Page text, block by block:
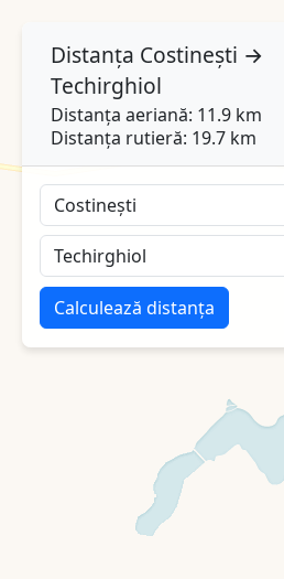
Distanța Costinești →
Techirghiol
Distanța aeriană: 11.9 km
Distanța rutieră: 19.7 km
Calculează distanța